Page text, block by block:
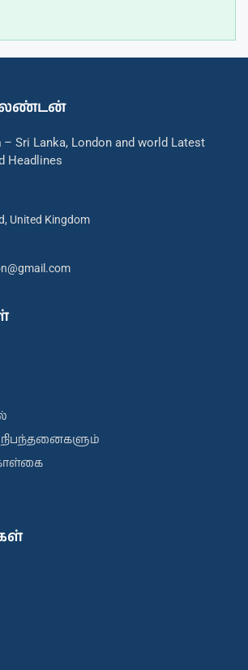
– Sri Lanka, London and world Latest
Headlines
United Kingdom
நிபந்தனைகளும்